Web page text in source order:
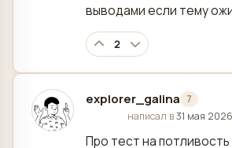
выводами если тему
2
explorer_galina 7
отредактировано
написал в31 мая
Про тест на потливость